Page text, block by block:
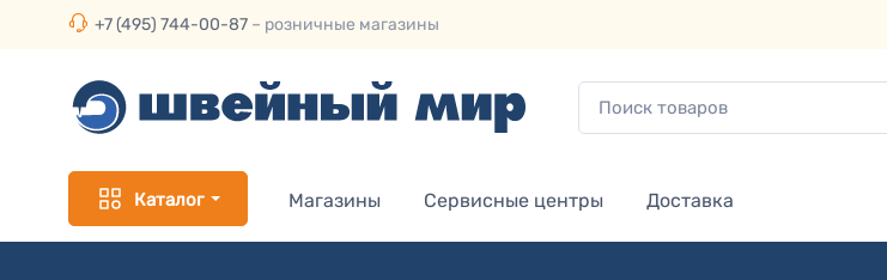
+7 (495) 744-00-87 – розничные магазины
Каталог Магазины Сервисные центры Доставка